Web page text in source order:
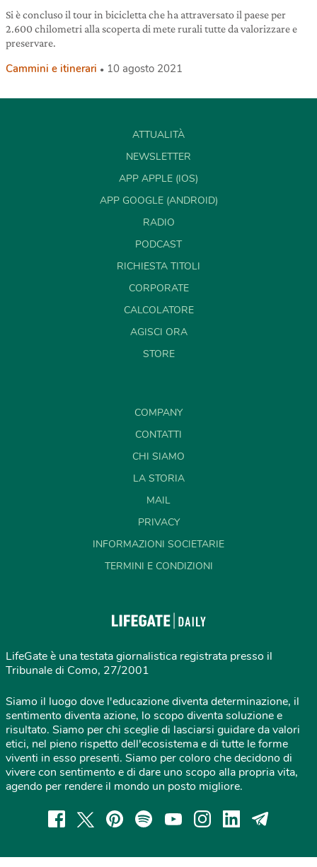
Si è concluso il tour in bicicletta che ha attraversato il paese per
2.600 chilometri alla scoperta di mete rurali tutte da valorizzare e
preservare.
Cammini e itinerari 10 agosto 2021
ATTUALITÀ
NEWSLETTER
APP APPLE (IOS)
APP GOOGLE (ANDROID)
RADIO
PODCAST
RICHIESTA TITOLI
CORPORATE
CALCOLATORE
AGISCI ORA
STORE
COMPANY
CONTATTI
CHI SIAMO
LA STORIA
MAIL
PRIVACY
INFORMAZIONI SOCIETARIE
TERMINI E CONDIZIONI
LifeGate è una testata giornalistica registrata presso il
Tribunale di Como, 27/2001
Siamo il luogo dove l'educazione diventa determinazione, il
sentimento diventa azione, lo scopo diventa soluzione e
risultato. Siamo per chi sceglie di lasciarsi guidare da valori
etici, nel pieno rispetto dell'ecosistema e di tutte le forme
viventi in esso presenti. Siamo per coloro che decidono di
vivere con sentimento e di dare uno scopo alla propria vita,
agendo per rendere il mondo un posto migliore.